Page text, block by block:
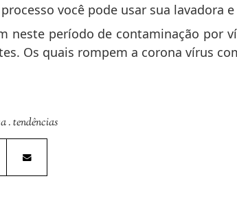
você pode usar sua lavadora e
neste período de contaminação por
Os quais rompem a corona vírus
.tendências